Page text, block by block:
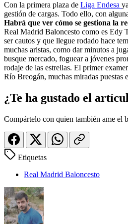
Con la primera plaza de Liga Endesa
gestión de cargas. Todo ello, con
Habrá que ver cómo se gestiona la
Real Madrid Baloncesto como es Edy
ser cautos y que llegue rodado hace
muchas aristas, como dar minutos a
busque mercado, foguear a jóvenes
rodaje de las estrellas. El primer
Río Breogán, muchas miradas puestas
¿Te ha gustado el
Compártelo con quien también ame el
Etiquetas
Real Madrid Baloncesto